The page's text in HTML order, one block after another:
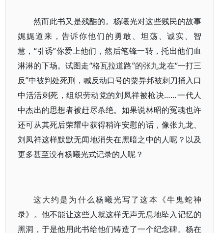
然而此书又是残酷的。杨曦光对这些贱民的故事
娓娓道来，告诉你他们的勇敢、坦荡、诚实、智
慧，“引诱”你爱上他们，然后笔锋一转，托出他们血
淋淋的下场。试图走“格瓦拉道路”的张九龙在“一打三
反”中被判处死刑，喊反动口号的粟异邦被刺刀捅入口
中活活刺死，组织劳动党的刘凤祥被枪决……一代人
中杰出的思想者被赶尽杀绝。如果说林昭的冤魂也许
还可从其死后荣耀中获得稍许安慰的话，像张九龙、
刘凤祥这样默默无闻地消失在黑暗之中的人呢？以及
更多甚至没有杨曦光式记录的人呢？
这大约是为什么杨曦光写了这本《牛鬼蛇神
录》。他不能让这些人就这样无声无息地坠入记忆的
黑洞，于是他用此书给他们铸造了一个纪念碑。杨在